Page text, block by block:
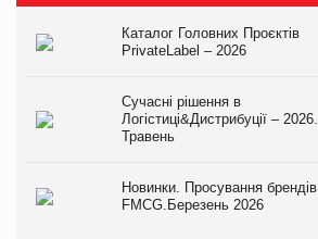
Каталог Головних Проєктів
PrivateLabel – 2026
Сучасні рішення в
Логістиці&Дистрибуції – 2026.
Травень
Новинки. Просування брендів
FMCG.Березень 2026